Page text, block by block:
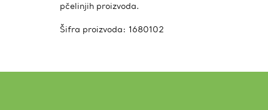
pčelinjih proizvoda.
Šifra proizvoda: 1680102